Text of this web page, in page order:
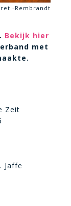
-Rembrandt
Bekijk hier
met
Zeit
Jaffe